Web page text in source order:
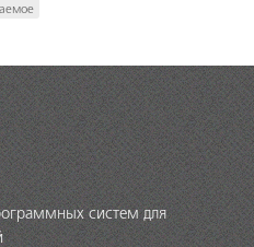
систем для